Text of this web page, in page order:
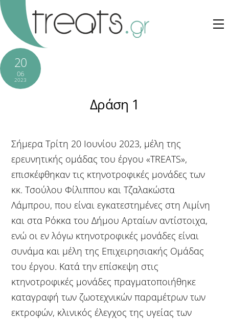
Skip
to
content
20
06
2023
Δράση 1
Σήμερα Τρίτη 20 Ιουνίου 2023, μέλη της
ερευνητικής ομάδας του έργου «TREATS»,
επισκέφθηκαν τις κτηνοτροφικές μονάδες των
κκ. Τσούλου Φίλιππου και Τζαλακώστα
Λάμπρου, που είναι εγκατεστημένες στη Λιμίνη
και στα Ρόκκα του Δήμου Αρταίων αντίστοιχα,
ενώ οι εν λόγω κτηνοτροφικές μονάδες είναι
συνάμα και μέλη της Επιχειρησιακής Ομάδας
του έργου. Κατά την επίσκεψη στις
κτηνοτροφικές μονάδες πραγματοποιήθηκε
καταγραφή των ζωοτεχνικών παραμέτρων των
εκτροφών, κλινικός έλεγχος της υγείας των